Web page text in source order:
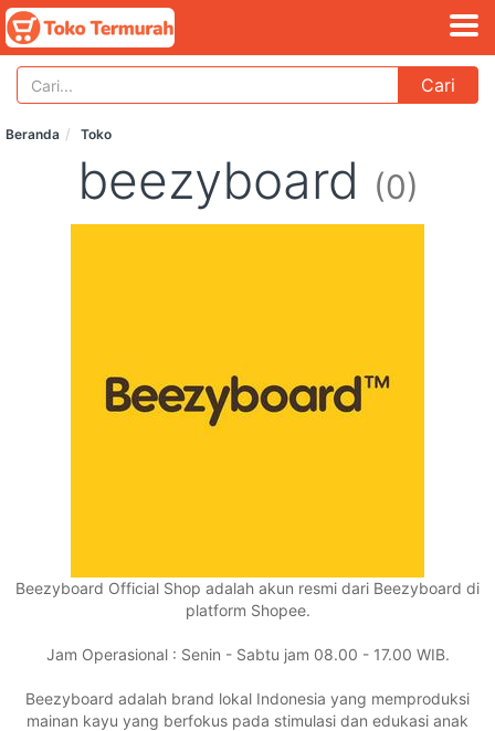
Cari
Beranda Toko
beezyboard (0)
Beezyboard Official Shop adalah akun resmi dari Beezyboard di
platform Shopee.
Jam Operasional : Senin - Sabtu jam 08.00 - 17.00 WIB.
Beezyboard adalah brand lokal Indonesia yang memproduksi
mainan kayu yang berfokus pada stimulasi dan edukasi anak